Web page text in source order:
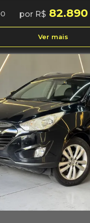
por R$ 82.890
Ver mais